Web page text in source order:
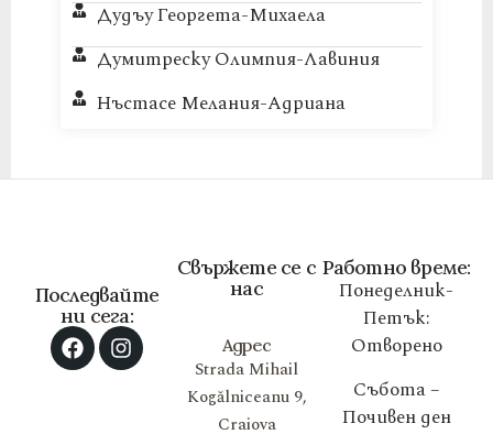
Дудъу Георгета-Михаела
Думитреску Олимпия-Лавиния
Нъстасе Мелания-Адриана
Работно време:
Понеделник-
Петък:
Отворено
Събота –
Почивен ден
Свържете се с
нас
Адрес
Strada Mihail
Kogălniceanu 9,
Craiova
Последвайте
ни сега: